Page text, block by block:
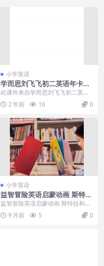
小学英语
学而思刘飞飞初二英语年卡视
频课程（外研版尖子班难点精
此课件来自学而思刘飞飞初二英语
年卡视频课程（外研版尖子班难点
精讲），此课件的主要...
2 年前 16 0
小学英语
益智冒险英语启蒙动画 斯特拉
和山姆 Stella and Sam
益智冒险英语启蒙动画 斯特拉和山
姆 Stella and Sam，益智冒险英语
启...9 月前 5 0